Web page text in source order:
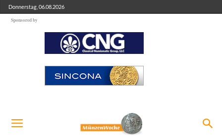
Donnerstag, 06.08.2026
Sponsored by